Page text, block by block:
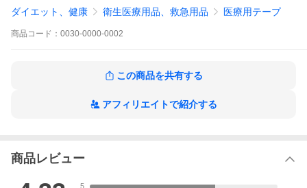
【配送について】
こ?注文の際は本商品のみて?お申し込みくた?さいますようお願い
ダイエット、健康 衛生医療用品、救急用品 医療用テープ
商品 コード： 0030-0000-0002
この商品を共有する
アフィリエイトで紹介する
商品レビュー
5